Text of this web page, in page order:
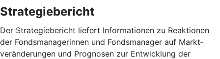
Strategiebericht
Der Strategiebericht liefert Informationen zu Reaktionen
der Fondsmanagerinnen und Fondsmanager auf Markt­
veränderungen und Prognosen zur Entwicklung der